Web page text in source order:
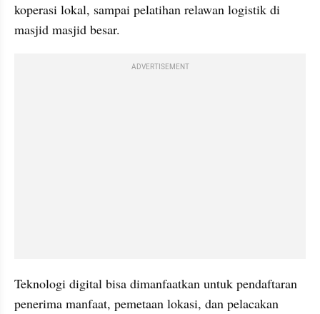
koperasi lokal, sampai pelatihan relawan logistik di
masjid masjid besar.
ADVERTISEMENT
Teknologi digital bisa dimanfaatkan untuk pendaftaran
penerima manfaat, pemetaan lokasi, dan pelacakan